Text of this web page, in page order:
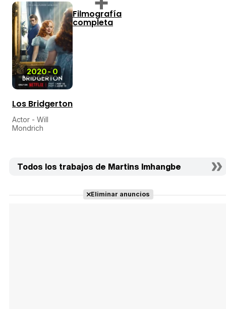
2020-0
Los Bridgerton
Actor - Will
Mondrich
Filmografía
completa
Todos los trabajos de Martins Imhangbe
Eliminar anuncios